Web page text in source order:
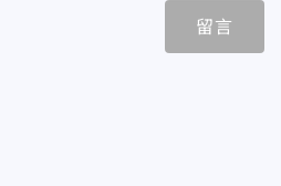
留言